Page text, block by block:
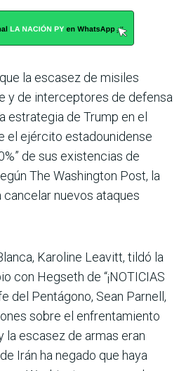
la escasez de misiles
y de interceptores de defensa
estrategia de Trump en el
el ejército estadounidense
de sus existencias de
The Washington Post, la
nuevos ataques
Karoline Leavitt, tildó la
con Hegseth de “¡NOTICIAS
del Pentágono, Sean Parnell,
sobre el enfrentamiento
la escasez de armas eran
Irán ha negado que haya